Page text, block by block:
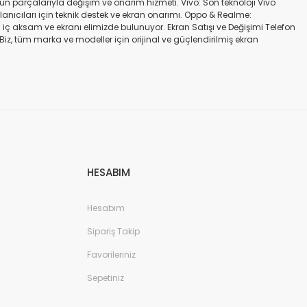
parçalarıyla değişim ve onarım hizmeti. Vivo: Son teknoloji Vivo
için teknik destek ve ekran onarımı. Oppo & Realme:
ve ekranı elimizde bulunuyor. Ekran Satışı ve Değişimi Telefon
Biz, tüm marka ve modeller için orijinal ve güçlendirilmiş ekran
değişimi ve tamiri Batarya değişimi Neden Bizi Tercih Etmelisiniz?
HESABIM
Hesabım
Sipariş Takip
Favorileriniz
Sepetiniz